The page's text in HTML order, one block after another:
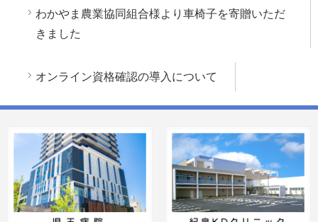
わかやま農業協同組合様より車椅子を寄贈いただ
きました
オンライン資格確認の導入について